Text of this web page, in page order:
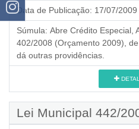
Data de Publicação: 17/07/2009
Súmula: Abre Crédito Especial,
402/2008 (Orçamento 2009),
dá outras providências.
Lei Municipal 442/